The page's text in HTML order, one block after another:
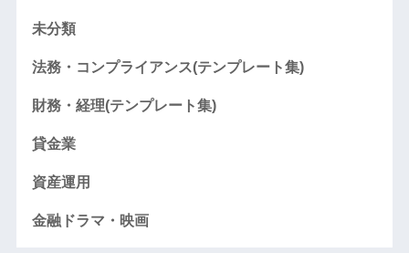
未分類
法務・コンプライアンス(テンプレート集)
財務・経理(テンプレート集)
貸金業
資産運用
金融ドラマ・映画